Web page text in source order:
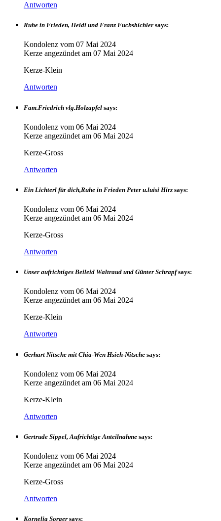
Antworten
Ruhe in Frieden, Heidi und Franz Fuchsbichler says:
Kondolenz vom 07 Mai 2024
Kerze angezündet am 07 Mai 2024
Kerze-Klein
Antworten
Fam.Friedrich vlg.Holzapfel says:
Kondolenz vom 06 Mai 2024
Kerze angezündet am 06 Mai 2024
Kerze-Gross
Antworten
Ein Lichterl für dich,Ruhe in Frieden Peter u.luisi Hirz says:
Kondolenz vom 06 Mai 2024
Kerze angezündet am 06 Mai 2024
Kerze-Gross
Antworten
Unser aufrichtiges Beileid Waltraud und Günter Schrapf says:
Kondolenz vom 06 Mai 2024
Kerze angezündet am 06 Mai 2024
Kerze-Klein
Antworten
Gerhart Nitsche mit Chia-Wen Hsieh-Nitsche says:
Kondolenz vom 06 Mai 2024
Kerze angezündet am 06 Mai 2024
Kerze-Klein
Antworten
Gertrude Sippel, Aufrichtige Anteilnahme says:
Kondolenz vom 06 Mai 2024
Kerze angezündet am 06 Mai 2024
Kerze-Gross
Antworten
Kornelia Sorger says: